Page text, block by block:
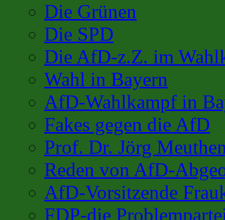
Die Grünen
Die SPD
Die AfD-z.Z. im
Wahl in Bayern
AfD-Wahlkampf in
Fakes gegen die AfD
Prof. Dr. Jörg
Reden von AfD-
AfD-Vorsitzende
FDP-die